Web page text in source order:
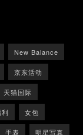
New Balance
京东活动
天猫国际
利 女包
手表 明星写真